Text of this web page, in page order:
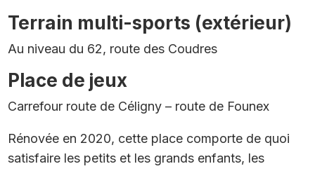
Terrain multi-sports (extérieur)
Au niveau du 62, route des Coudres
Place de jeux
Carrefour route de Céligny – route de Founex
Rénovée en 2020, cette place comporte de quoi
satisfaire les petits et les grands enfants, les